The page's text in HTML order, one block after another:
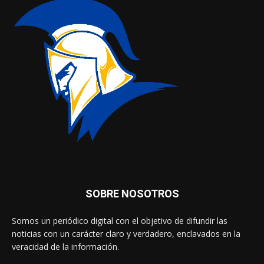
SOBRE NOSOTROS
Somos un periódico digital con el objetivo de difundir las
noticias con un carácter claro y verdadero, enclavados en la
veracidad de la información.